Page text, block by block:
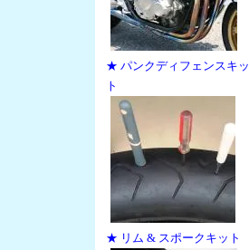
★ パンクディフェンスキッ
ト
★ リム & スポークキット